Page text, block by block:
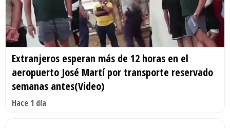
Extranjeros esperan más de 12 horas en el
aeropuerto José Martí por transporte reservado
semanas antes(Video)
Hace 1 día